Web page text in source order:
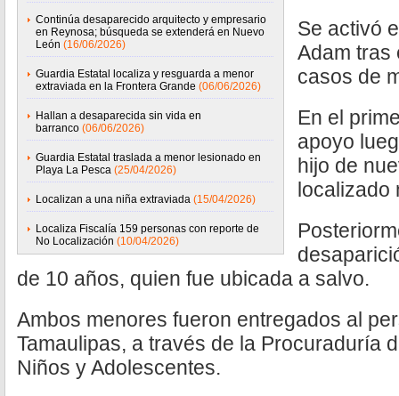
Continúa desaparecido arquitecto y empresario
en Reynosa; búsqueda se extenderá en Nuevo
León (16/06/2026)
Guardia Estatal localiza y resguarda a menor
extraviada en la Frontera Grande (06/06/2026)
Hallan a desaparecida sin vida en
barranco (06/06/2026)
Guardia Estatal traslada a menor lesionado en
Playa La Pesca (25/04/2026)
Localizan a una niña extraviada (15/04/2026)
Localiza Fiscalía 159 personas con reporte de
No Localización (10/04/2026)
Se activó
Adam tras
casos de
En el
apoyo
hijo de
localizado
de 10 años, quien fue ubicada a salvo.
Ambos menores fueron entregados al
Tamaulipas, a través de la Procuraduría
Niños y Adolescentes.